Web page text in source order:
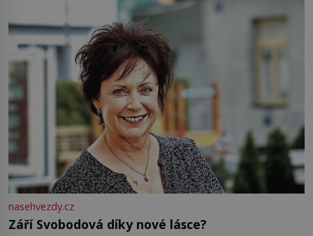
nasehvezdy.cz
Září Svobodová díky nové lásce?